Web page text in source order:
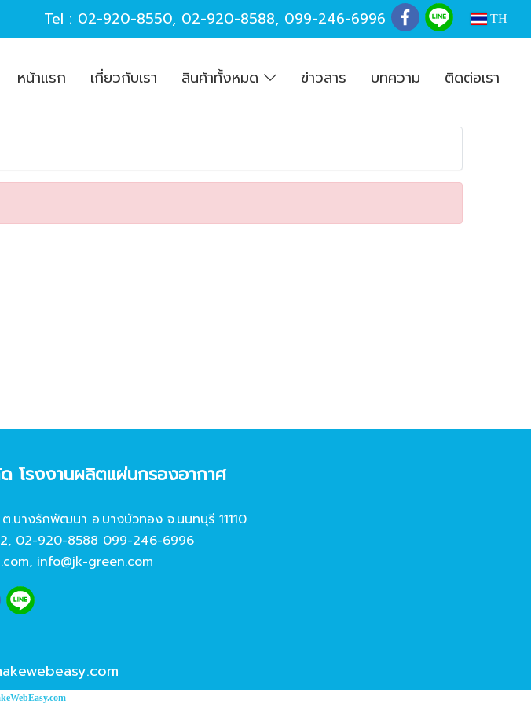
Tel : 02-920-8550, 02-920-8588, 099-246-6996 TH
หน้าแรก เกี่ยวกับเรา สินค้าทั้งหมด ข่าวสาร บทความ ติดต่อเรา
โรงงานผลิตแผ่นกรองอากาศ
บางรักพัฒนา อ.บางบัวทอง จ.นนทบุรี 11110
, 02-920-8588 099-246-6996
, info@jk-green.com